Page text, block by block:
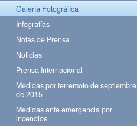
Galería Fotográfica
Infografías
Notas de Prensa
Noticias
Prensa Internacional
Medidas por terremoto de septiembre
de 2015
Medidas ante emergencia por
incendios